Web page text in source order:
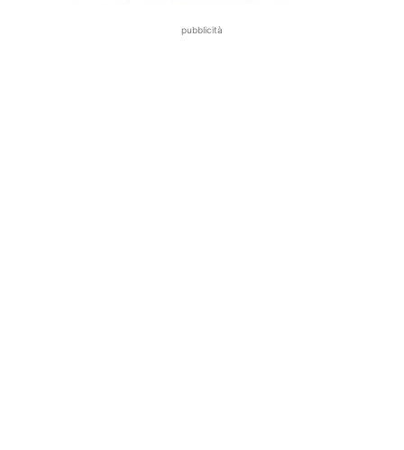
pubblicità